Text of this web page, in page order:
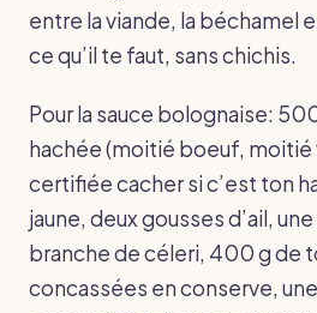
entre la viande, la béchamel
ce qu’il te faut, sans chichis.
Pour la sauce bolognaise:
hachée (moitié boeuf, moitié
certifiée cacher si c’est ton
jaune, deux gousses d’ail,
branche de céleri, 400 g de
concassées en conserve,